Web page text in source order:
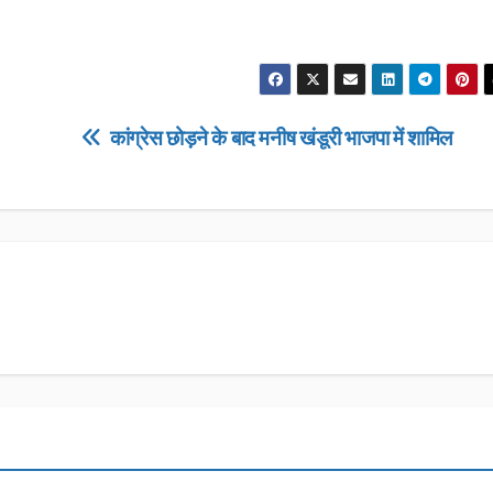
कांग्रेस छोड़ने के बाद मनीष खंडूरी भाजपा में शामिल
मामलों के
JANUARY